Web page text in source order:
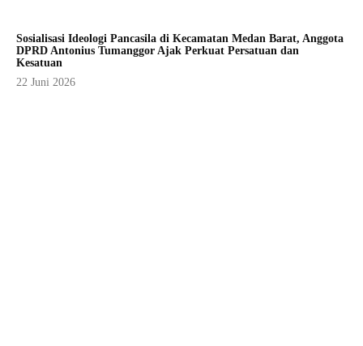
Sosialisasi Ideologi Pancasila di Kecamatan Medan Barat, Anggota
DPRD Antonius Tumanggor Ajak Perkuat Persatuan dan
Kesatuan
22 Juni 2026